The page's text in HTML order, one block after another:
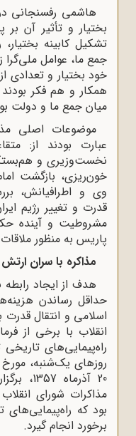
هاشمى رفسنجانى
بختیار و تأثیر آن بر
تشکیل کابینه‌
جمع ما، عوامل
خود بختیار و تعدادى
همکار و هم فکر
میان جمع ما و دولت
موضوعات اصلى
عبارت بودند از:
نخست‌وزیرى و
خون‌ریزى، بازگشت
وى و اطرافیانش،
قدرت و تغییر رژیم
مشروطیت و آینده‌
پاریس به منظور
مذاکره با سران ارتش
هدف از ایجاد
حداقل رساندن
اسلامى و انتقال
انقلاب با برخى از
راه‌پیمایى‌هاى
20
مذاکرات شوراى
بود که
برخورد انجام گیرد.